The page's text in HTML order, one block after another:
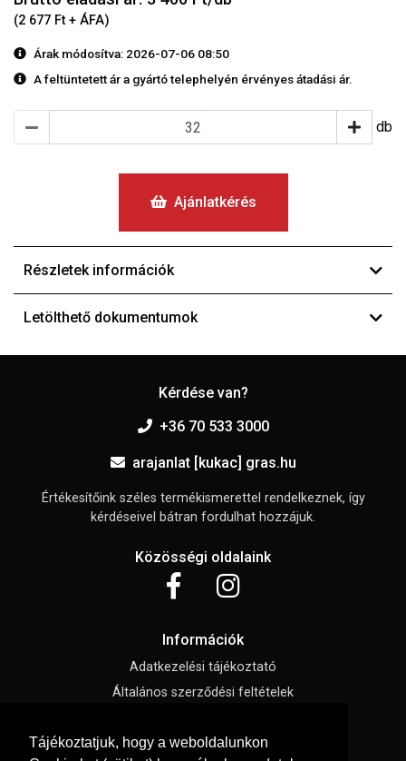
Tájékoztatjuk, hogy a weboldalunkon
(2 677 Ft + ÁFA)
Árak módosítva: 2026-07-06 08:50
A feltüntetett ár a gyártó telephelyén érvényes átadási ár.
db
Ajánlatkérés
Részletek információk
Letölthető dokumentumok
Kérdése van?
+36 70 533 3000
arajanlat [kukac] gras.hu
Értékesítőink széles termékismerettel rendelkeznek, így
kérdéseivel bátran fordulhat hozzájuk.
Közösségi oldalaink
Információk
Adatkezelési tájékoztató
Általános szerződési feltételek
Impresszum